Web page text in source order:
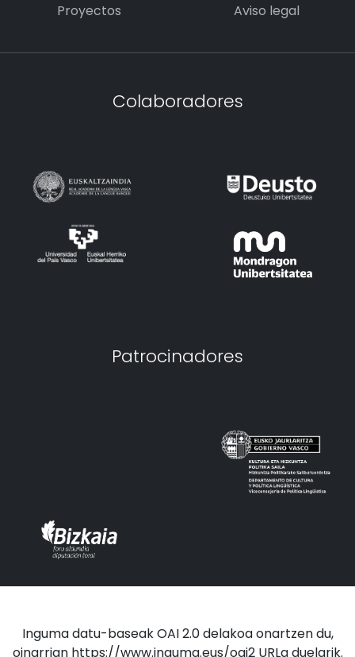
Proyectos
Aviso legal
Colaboradores
Patrocinadores
Inguma datu-baseak OAI 2.0 delakoa onartzen du,
oinarrian https://www.inguma.eus/oai2 URLa duelarik.